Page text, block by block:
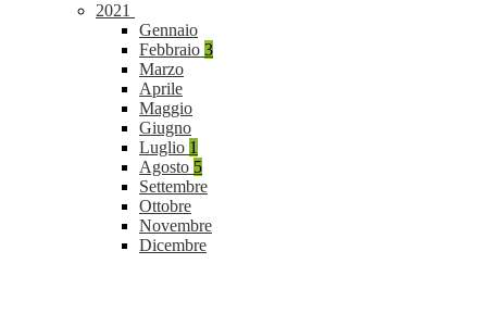
2021
Gennaio
Febbraio 3
Marzo
Aprile
Maggio
Giugno
Luglio 1
Agosto 5
Settembre
Ottobre
Novembre
Dicembre